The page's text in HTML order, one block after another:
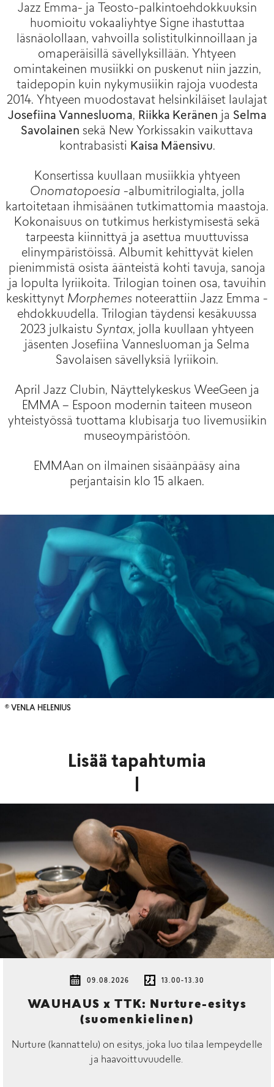
Jazz Emma- ja Teosto-palkintoehdokkuuksin
huomioitu vokaaliyhtye Signe ihastuttaa
läsnäolollaan, vahvoilla solistitulkinnoillaan ja
omaperäisillä sävellyksillään. Yhtyeen
omintakeinen musiikki on puskenut niin jazzin,
taidepopin kuin nykymusiikin rajoja vuodesta
2014. Yhtyeen muodostavat helsinkiläiset laulajat
Josefiina Vannesluoma, Riikka Keränen ja Selma
Savolainen sekä New Yorkissakin vaikuttava
kontrabasisti Kaisa Mäensivu.
Konsertissa kuullaan musiikkia yhtyeen
Onomatopoesia -albumitrilogialta, jolla
kartoitetaan ihmisäänen tutkimattomia maastoja.
Kokonaisuus on tutkimus herkistymisestä sekä
tarpeesta kiinnittyä ja asettua muuttuvissa
elinympäristöissä. Albumit kehittyvät kielen
pienimmistä osista äänteistä kohti tavuja, sanoja
ja lopulta lyriikoita. Trilogian toinen osa, tavuihin
keskittynyt Morphemes noteerattiin Jazz Emma -
ehdokkuudella. Trilogian täydensi kesäkuussa
2023 julkaistu Syntax, jolla kuullaan yhtyeen
jäsenten Josefiina Vannesluoman ja Selma
Savolaisen sävellyksiä lyriikoin.
April Jazz Clubin, Näyttelykeskus WeeGeen ja
EMMA – Espoon modernin taiteen museon
yhteistyössä tuottama klubisarja tuo livemusiikin
museoympäristöön.
EMMAan on ilmainen sisäänpääsy aina
perjantaisin klo 15 alkaen.
© VENLA HELENIUS
Lisää tapahtumia
09.08.2026 13.00-13.30
WAUHAUS x TTK: Nurture-esitys
(suomenkielinen)
Nurture (kannattelu) on esitys, joka luo tilaa lempeydelle
ja haavoittuvuudelle.